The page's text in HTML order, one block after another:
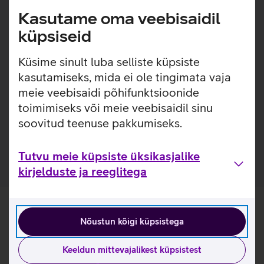
Kasutame oma veebisaidil
küpsiseid
Küsime sinult luba selliste küpsiste
kasutamiseks, mida ei ole tingimata vaja
meie veebisaidi põhifunktsioonide
toimimiseks või meie veebisaidil sinu
soovitud teenuse pakkumiseks.
Tutvu meie küpsiste üksikasjalike
kirjelduste ja reeglitega
Nõustun kõigi küpsistega
Keeldun mittevajalikest küpsistest
teostatud õmblused tagavad meeldiva kandmiskogemuse,
samal ajal kui terasest pannal lisab disainile modernset
elegantsi. Aja jooksul muutub rihm veelgi kaunimaks,
kohandudes kandja randmega ja omandades isikupärase
karakteri.
Sobib Apple Watch mudelitele suuruses 38/40/41 mm,
sealhulgas SE mudelitele. Lisaks sobib antud kellarihm
Apple Watch Series 11 42 mm suurusele kellale.
Sobib randme ümbermõõdule 16–21 cm.